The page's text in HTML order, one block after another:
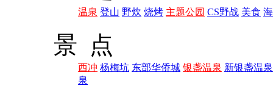
温泉 登山 野炊 烧烤 主题公园 CS野战 美食
景 点
西冲 杨梅坑 东部华侨城 银盏温泉 新银盏温泉
泉